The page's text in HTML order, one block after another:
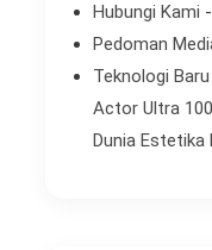
Hubungi Kami
Pedoman
Teknologi
Actor Ultra
Dunia Estetika